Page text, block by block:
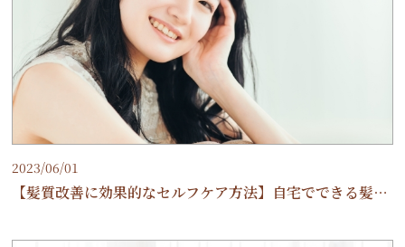
2023/06/01
【髪質改善に効果的なセルフケア方法】自宅でできる髪の健康ケア